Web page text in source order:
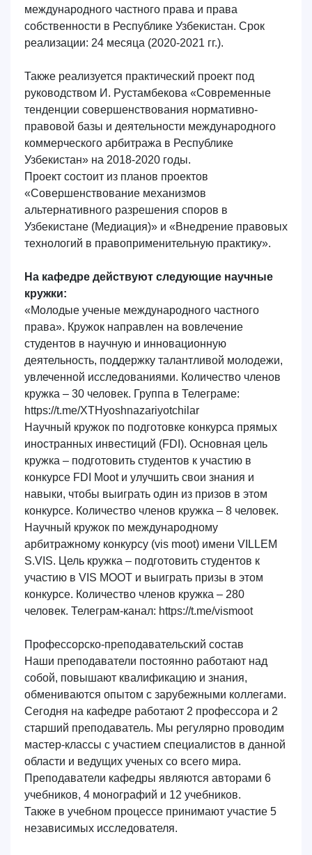
международного частного права и права
собственности в Республике Узбекистан. Срок
реализации: 24 месяца (2020-2021 гг.).
Также реализуется практический проект под
руководством И. Рустамбекова «Современные
тенденции совершенствования нормативно-
правовой базы и деятельности международного
коммерческого арбитража в Республике
Узбекистан» на 2018-2020 годы.
Проект состоит из планов проектов
«Совершенствование механизмов
альтернативного разрешения споров в
Узбекистане (Медиация)» и «Внедрение правовых
технологий в правоприменительную практику».
На кафедре действуют следующие научные
кружки:
«Молодые ученые международного частного
права». Кружок направлен на вовлечение
студентов в научную и инновационную
деятельность, поддержку талантливой молодежи,
увлеченной исследованиями. Количество членов
кружка – 30 человек. Группа в Телеграме:
https://t.me/XTHyoshnazariyotchilar
Научный кружок по подготовке конкурса прямых
иностранных инвестиций (FDI ). Основная цель
кружка – подготовить студентов к участию в
конкурсе FDI Moot и улучшить свои знания и
навыки, чтобы выиграть один из призов в этом
конкурсе. Количество членов кружка – 8 человек.
Научный кружок по международному
арбитражному конкурсу (vis moot) имени VILLEM
S.VIS. Цель кружка – подготовить студентов к
участию в VIS MOOT и выиграть призы в этом
конкурсе. Количество членов кружка – 280
человек. Телеграм-канал: https://t.me/vismoot
Профессорско-преподавательский состав
Наши преподаватели постоянно работают над
собой, повышают квалификацию и знания,
обмениваются опытом с зарубежными коллегами.
Сегодня на кафедре работают 2 профессора и 2
старший преподаватель. Мы регулярно проводим
мастер-классы с участием специалистов в данной
области и ведущих ученых со всего мира.
Преподаватели кафедры являются авторами 6
учебников, 4 монографий и 12 учебников.
Также в учебном процессе принимают участие 5
независимых исследователя.